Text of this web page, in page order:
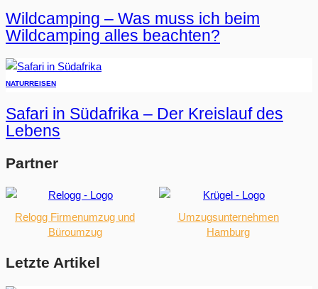
Wildcamping – Was muss ich beim
Wildcamping alles beachten?
NATURREISEN
Safari in Südafrika – Der Kreislauf des
Lebens
Partner
Relogg Firmenumzug und
Büroumzug
Umzugsunternehmen
Hamburg
Letzte Artikel